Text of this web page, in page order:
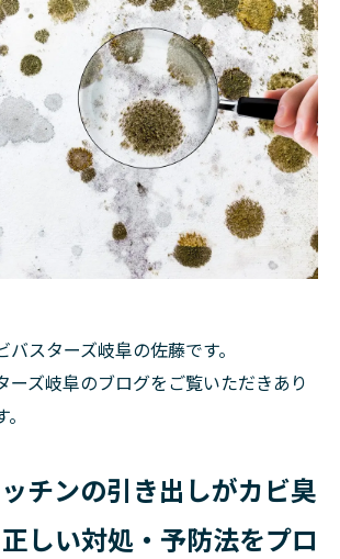
スターズ岐阜の佐藤です。
ーズ岐阜のブログをご覧いただきあり
チンの引き出しがカビ臭
しい対処・予防法をプロ